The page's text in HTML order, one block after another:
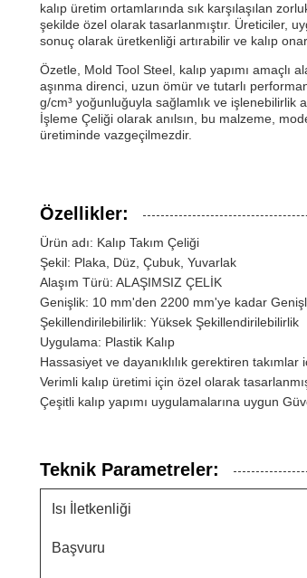
kalıp üretim ortamlarında sık karşılaşılan
şekilde özel olarak tasarlanmıştır. Üreticiler,
sonuç olarak üretkenliği artırabilir ve kalıp
Özetle, Mold Tool Steel, kalıp yapımı amaçlı
aşınma direnci, uzun ömür ve tutarlı
g/cm³ yoğunluğuyla sağlamlık ve işlenebilirlik
İşleme Çeliği olarak anılsın, bu malzeme,
üretiminde vazgeçilmezdir.
Özellikler:
Ürün adı: Kalıp Takım Çeliği
Şekil: Plaka, Düz, Çubuk, Yuvarlak
Alaşım Türü: ALAŞIMSIZ ÇELİK
Genişlik: 10 mm'den 2200 mm'ye kadar
Şekillendirilebilirlik: Yüksek Şekillendirilebilirlik
Uygulama: Plastik Kalıp
Hassasiyet ve dayanıklılık gerektiren takımlar
Verimli kalıp üretimi için özel olarak
Çeşitli kalıp yapımı uygulamalarına uygun
Teknik Parametreler:
Isı İletkenliği
Başvuru